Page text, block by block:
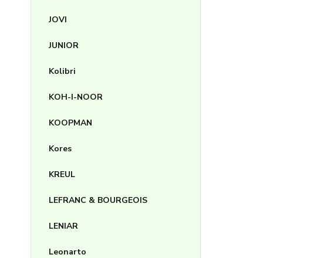
JOVI
JUNIOR
Kolibri
KOH-I-NOOR
KOOPMAN
Kores
KREUL
LEFRANC & BOURGEOIS
LENIAR
Leonarto